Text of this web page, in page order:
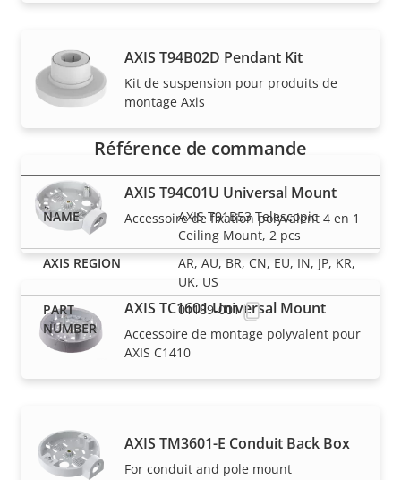
AXIS T94B02D Pendant Kit
Kit de suspension pour produits de
montage Axis
AXIS T94C01U Universal Mount
Accessoire de fixation polyvalent 4 en 1
AXIS TC1601 Universal Mount
Accessoire de montage polyvalent pour
AXIS C1410
AXIS TM3601-E Conduit Back Box
For conduit and pole mount
Références
Référence de commande
AXIS T91B53 Telescopic
Ceiling Mount, 2 pcs
AR, AU, BR, CN, EU, IN, JP, KR,
UK, US
01189-001
REMARQUE
Les produits Axis peuvent être soumis à de